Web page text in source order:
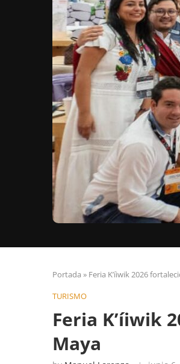
Portada » Feria K’íiwik 2026
TURISMO
Feria K’íiwik
Maya